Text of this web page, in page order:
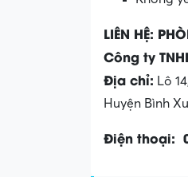
LIÊN HỆ:
Công ty
Địa chỉ: Lô
Huyện Bình
Điện thoại: